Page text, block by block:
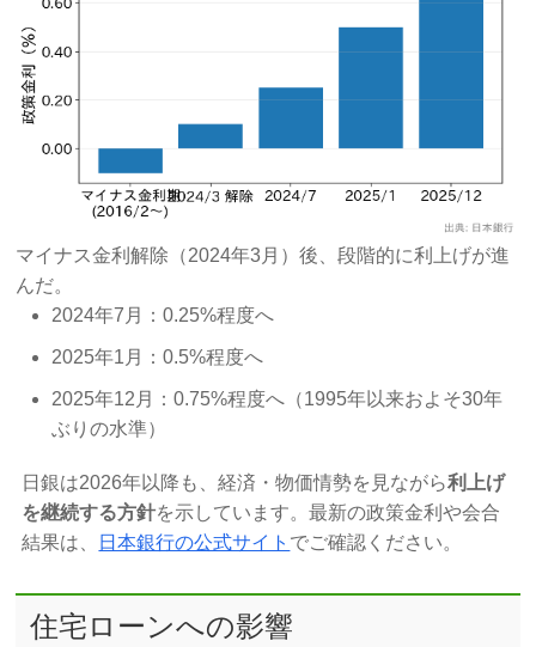
マイナス金利解除（2024年3月）後、段階的に利上げが進
んだ。
2024年7月：0.25%程度へ
2025年1月：0.5%程度へ
2025年12月：0.75%程度へ（1995年以来およそ30年
ぶりの水準）
日銀は2026年以降も、経済・物価情勢を見ながら利上げ
を継続する方針を示しています。最新の政策金利や会合
結果は、
日本銀行の公式サイト でご確認ください。
住宅ローンへの影響